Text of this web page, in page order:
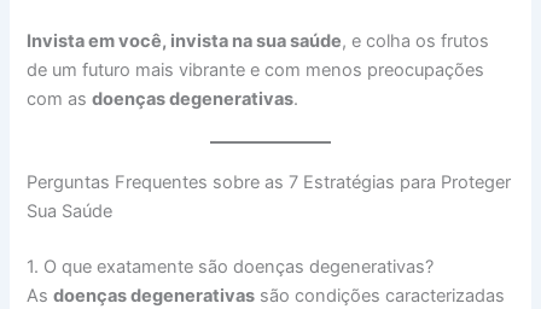
Invista em você, invista na sua saúde, e colha os frutos
de um futuro mais vibrante e com menos preocupações
com asdoenças degenerativas.
Perguntas Frequentes sobre as 7 Estratégias para Proteger
Sua Saúde
1. O que exatamente são doenças degenerativas?
Asdoenças degenerativas são condições caracterizadas